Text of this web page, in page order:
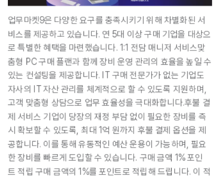
업무마켓9은 다양한 요구를 충족시키기 위해 차별화된 서
비스를 제공하고 있습니다. 연 5대 이상 구매 기업을 대상으
로 특별한 혜택을 마련했습니다. 1:1 전담 매니저 서비스맞
춤형 PC 구매 플랜과 함께 장비 운영 관리의 효율을 높일 수
있는 컨설팅을 제공합니다. IT 구매 전문가가 없는 기업도
자사의 IT 자산 관리를 체계적으로 할 수 있도록 지원하며,
고객 맞춤형 상담으로 업무 효율성을 극대화합니다.후불 결
제 서비스 기업이 당장의 재정 부담 없이 필요한 장비를 즉
시 확보할 수 있도록, 최대 1억 원까지 후불 결제 옵션을 제
공합니다. 이를 통해 유동적인 예산 운용이 가능하며, 필요
한 장비를 빠르게 도입할 수 있습니다. 구매 금액 1% 포인
트 적립 구매 금액의 1%를 포인트로 적립해 드립니다. 이 적